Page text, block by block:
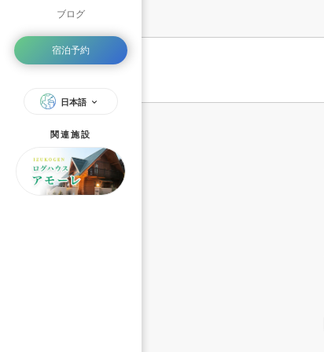
ブログ
宿泊予約
日本語
関連施設